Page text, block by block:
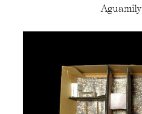
Aguamily